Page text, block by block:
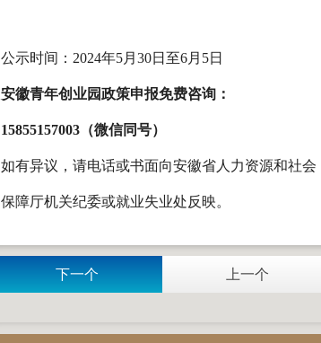
公示时间：2024年5月30日至6月5日
安徽青年创业园政策申报免费咨询：
15855157003（微信同号）
如有异议，请电话或书面向安徽省人力资源和社会
保障厅机关纪委或就业失业处反映。
下一个 上一个